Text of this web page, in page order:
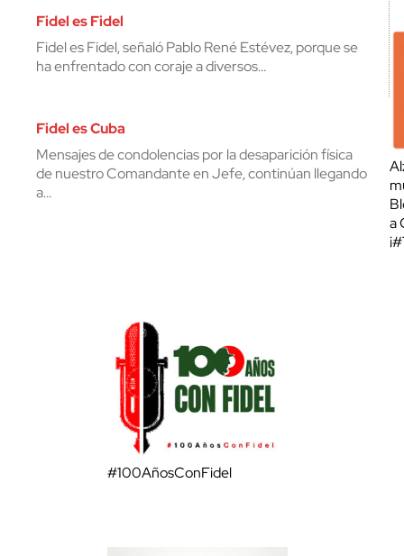
Fidel es Fidel
Fidel es Fidel, señaló Pablo René Estévez, porque se
ha enfrentado con coraje a diversos…
Fidel es Cuba
Mensajes de condolencias por la desaparición física
de nuestro Comandante en Jefe, continúan llegando
a…
a
#100AñosConFidel